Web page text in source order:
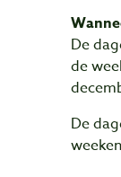
De
de
De